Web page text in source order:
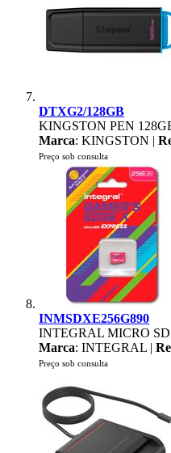
DTXG2/128GB
KINGSTON PEN
Marca: KINGSTON |
Preço sob consulta
INMSDXE256G890
INTEGRAL MICRO
Marca: INTEGRAL |
Preço sob consulta